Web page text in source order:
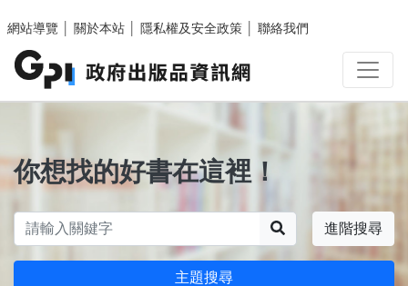
網站導覽
關於本站 隱私權及安全政策 聯絡我們
你想找的好書在這裡！
進階搜尋
主題搜尋